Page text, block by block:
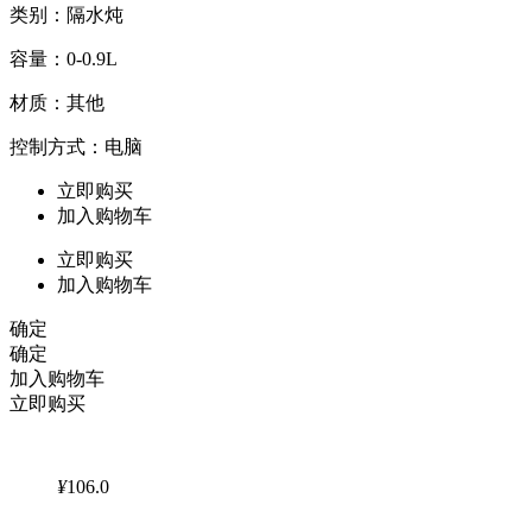
类别：隔水炖
容量：0-0.9L
材质：其他
控制方式：电脑
立即购买
加入购物车
立即购买
加入购物车
确定
确定
加入购物车
立即购买
¥106.0